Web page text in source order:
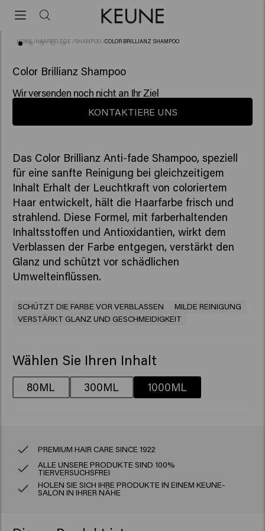
HOME /HAARPFLEGE /SHAMPOO /COLOR BRILLIANZ SHAMPOO
Color Brillianz Shampoo
Wir versenden noch nicht an Ihr Ziel
KONTAKTIERE UNS
Das Color Brillianz Anti-fade Shampoo, speziell
für eine sanfte Reinigung bei gleichzeitigem
Inhalt Erhalt der Leuchtkraft von coloriertem
Haar entwickelt, hält die Haarfarbe frisch und
strahlend. Diese Formel, mit farberhaltenden
Inhaltsstoffen und Antioxidantien, wirkt dem
Verblassen der Farbe entgegen, verstärkt den
Glanz und schützt vor schädlichen
Umwelteinflüssen.
SCHÜTZT DIE FARBE VOR VERBLASSEN
MILDE REINIGUNG
VERSTÄRKT GLANZ UND GESCHMEIDIGKEIT
Wählen Sie Ihren Inhalt
80ML 300ML 1000ML
PREMIUM HAIR CARE SINCE 1922
ALLE UNSERE PRODUKTE SIND 100%
TIERVERSUCHSFREI
HOLEN SIE SICH IHRE PRODUKTE IN EINEM KEUNE-
SALON IN IHRER NÄHE